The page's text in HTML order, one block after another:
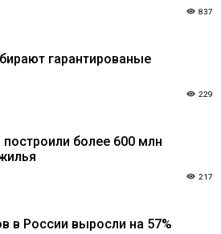
837
гарантированые
229
более 600 млн
217
в России выросли на 57%